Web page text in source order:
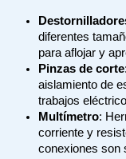
diferentes
para aflojar y
Pinzas de corte
aislamiento de
trabajos
Multímetro:
corriente y
conexiones son